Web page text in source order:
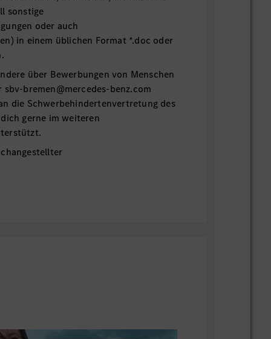
sonstige
oder auch
in einem üblichen Format *.doc oder
über Bewerbungen von Menschen
bremen@mercedes-benz.com
die Schwerbehindertenvertretung des
gerne im weiteren